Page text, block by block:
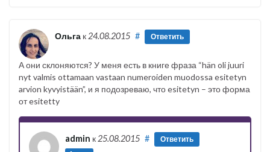
Ольга к 24.08.2015 # Ответить
А они склоняются? У меня есть в книге фраза “hän oli juuri
nyt valmis ottamaan vastaan numeroiden muodossa esitetyn
arvion kyvyistään”, и я подозреваю, что esitetyn – это форма
от esitetty
admin к 25.08.2015 # Ответить